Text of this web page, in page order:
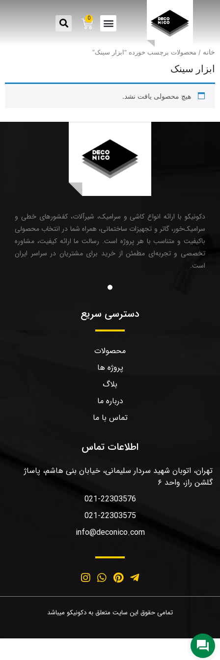
0
خانه / محصولات برچسب خورده “ابزار سینک”
ابزار سینک
هیچ محصولی یافت نشد.
دکونیکو با ارائه انواع کاشی و سرامیک، شیرآلات، کفشورهای خطی و
سرامیک‌خور، گاتر و تجهیزات ساختمانی، همراه شما در انتخاب محصولی
باکیفیت و متناسب با هر پروژه است. رسالت ما ارائه کیفیت، مشاوره
تخصصی و تجربه‌ای مطمئن از خرید برای مشتریان در سراسر ایران
است.
دسترسی سریع
محصولات
پروژه ها
بلاگ
درباره ما
تماس با ما
اطلاعات تماس
تهران، اتوبان شهید سردار سلیمانی، خیابان بنی هاشم، پاساژ
گلشن راز، واحد ۶
021-22303576
021-22303575
info@deconico.com
تمامی حقوق این سایت متعلق به دکونیکو میباشد